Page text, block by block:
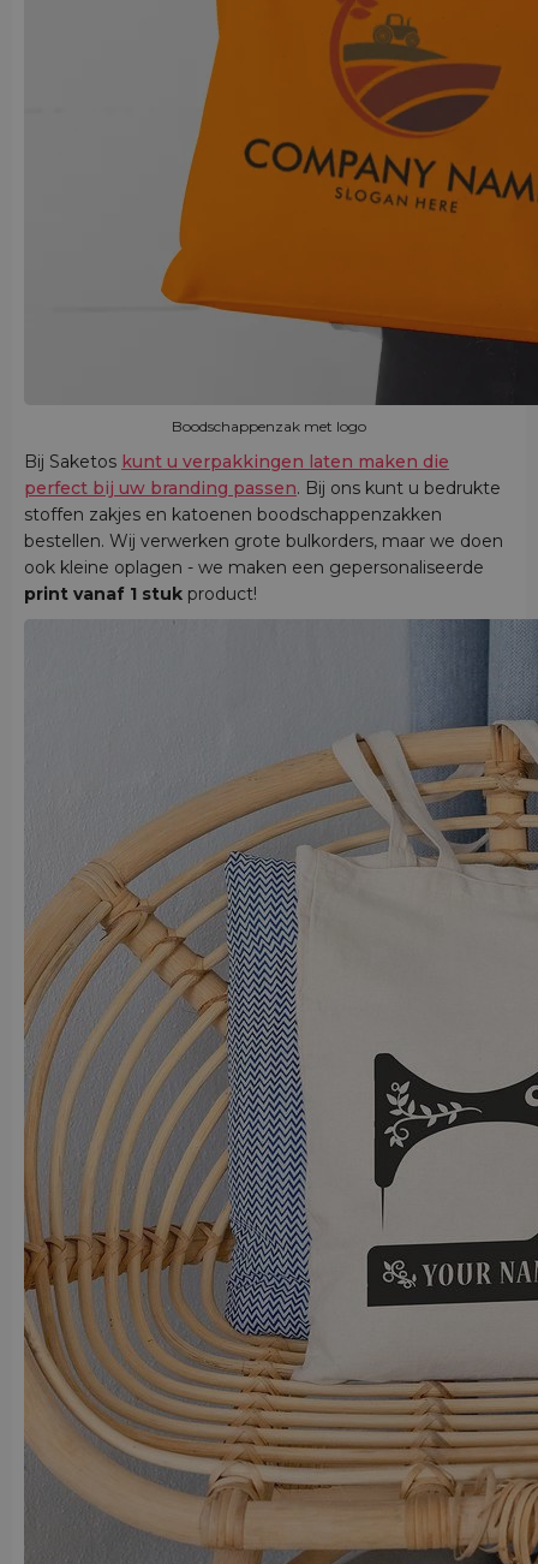
Boodschappenzak met logo
Bij Saketos kunt u verpakkingen laten maken die
perfect bij uw branding passen. Bij ons kunt u bedrukte
stoffen zakjes en katoenen boodschappenzakken
bestellen. Wij verwerken grote bulkorders, maar we doen
ook kleine oplagen - we maken een gepersonaliseerde
print vanaf 1 stuk product!